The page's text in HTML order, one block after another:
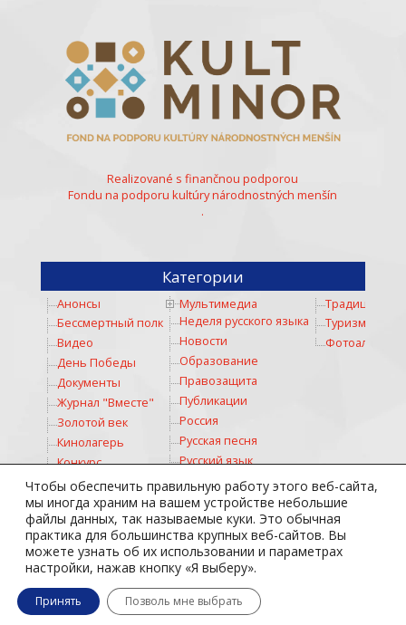
Чтобы обеспечить правильную работу этого веб-сайта,
мы иногда храним на вашем устройстве небольшие
файлы данных, так называемые куки. Это обычная
практика для большинства крупных веб-сайтов. Вы
можете узнать об их использовании и параметрах
настройки, нажав кнопку «Я выберу».
Принять Позволь мне выбрать
Realizované s finančnou podporou
Fondu na podporu kultúry národnostných menšín
.
Категории
Анонсы
Бессмертный полк
Видео
День Победы
Документы
Журнал "Вместе"
Золотой век
Кинолагерь
Конкурс
Коронавирус
Космос
Культура
Личности
Медицина
Мультимедиа
Неделя русского языка
Новости
Образование
Правозащита
Публикации
Россия
Русская песня
Русский язык
Русское слово
Соревнование
Спорт
Стихи
Театр
Тотальный диктант
Традиции
Туризм
Фотоальбом